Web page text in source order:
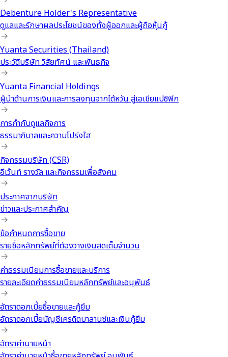
Debenture Holder's Representative
ดูแลและรักษาผลประโยชน์ของทั้งผู้ออกและผู้ถือหุ้นกู้
Yuanta Securities (Thailand)
ประวัติบริษัท วิสัยทัศน์ และพันธกิจ
Yuanta Financial Holdings
ผู้นำด้านการเงินและการลงทุนจากไต้หวัน สู่เอเชียแปซิฟิก
การกำกับดูแลกิจการ
ธรรมาภิบาลและความโปร่งใส
กิจกรรมบริษัท (CSR)
อีเว้นท์ รางวัล และกิจกรรมเพื่อสังคม
ประกาศจากบริษัท
ข่าวและประกาศสำคัญ
ข้อกำหนดการซื้อขาย
รายชื่อหลักทรัพย์ที่ต้องวางเงินสดเต็มจำนวน
ค่าธรรมเนียมการซื้อขายและบริการ
รายละเอียดค่าธรรมเนียมหลักทรัพย์และอนุพันธ์
อัตราดอกเบี้ยซื้อขายและกู้ยืม
อัตราดอกเบี้ยบัญชีเครดิตบาลานซ์และเงินกู้ยืม
อัตราค่านายหน้า